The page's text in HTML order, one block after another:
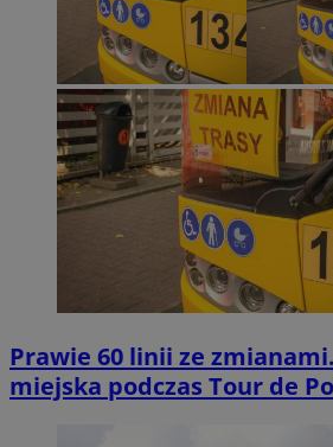
Prawie 60 linii ze
miejska podczas Tour de